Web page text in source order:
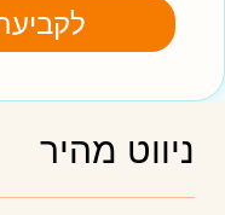
ניווט מהיר